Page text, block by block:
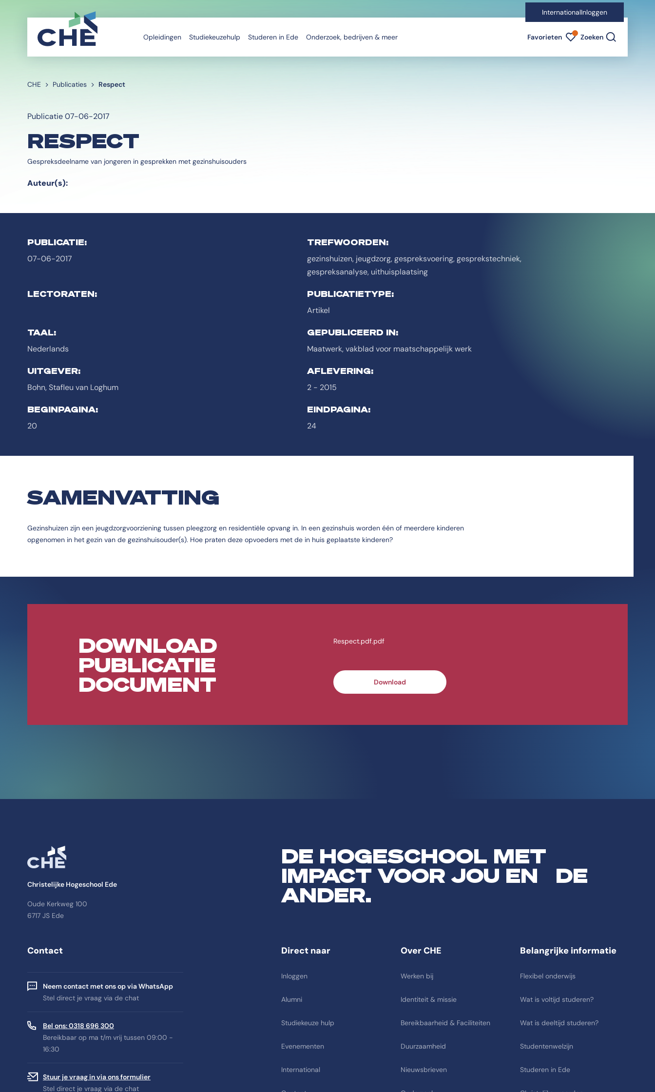
InternationalInloggen
Opleidingen Studiekeuzehulp Studeren in Ede Onderzoek, bedrijven & meer Favorieten Favorieten indicator
Zoeken
CHE Publicaties Respect
Publicatie 07-06-2017
RESPECT
Gespreksdeelname van jongeren in gesprekken met gezinshuisouders
Auteur(s):
PUBLICATIE:
07-06-2017
TREFWOORDEN:
gezinshuizen, jeugdzorg, gespreksvoering, gesprekstechniek,
gespreksanalyse, uithuisplaatsing
LECTORATEN:
PUBLICATIETYPE:
Artikel
TAAL:
Nederlands
GEPUBLICEERD IN:
Maatwerk, vakblad voor maatschappelijk werk
UITGEVER:
Bohn, Stafleu van Loghum
AFLEVERING:
2 - 2015
BEGINPAGINA:
20
EINDPAGINA:
24
SAMENVATTING
Gezinshuizen zijn een jeugdzorgvoorziening tussen pleegzorg en residentiële opvang in. In een gezinshuis worden één of meerdere kinderen
opgenomen in het gezin van de gezinshuisouder(s). Hoe praten deze opvoeders met de in huis geplaatste kinderen?
DOWNLOAD
PUBLICATIE
DOCUMENT
Respect.pdf.pdf
Download
Christelijke Hogeschool Ede
Oude Kerkweg 100
6717 JS Ede
DE HOGESCHOOL MET
IMPACT VOOR JOU EN DE
ANDER.
Contact
Neem contact met ons op via WhatsApp
Stel direct je vraag via de chat
Bel ons: 0318 696 300
Bereikbaar op ma t/m vrij tussen 09:00 -
16:30
Stuur je vraag in via ons formulier
Stel direct je vraag via de chat
Direct naar
Inloggen
Alumni
Studiekeuze hulp
Evenementen
International
Over CHE
Werken bij
Identiteit & missie
Bereikbaarheid & Faciliteiten
Duurzaamheid
Nieuwsbrieven
Belangrijke informatie
Flexibel onderwijs
Wat is voltijd studeren?
Wat is deeltijd studeren?
Studentenwelzijn
Studeren in Ede